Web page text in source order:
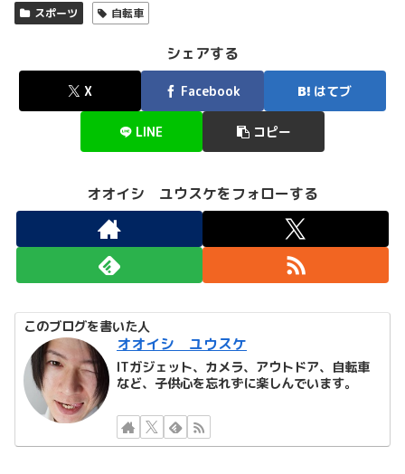
スポーツ 自転車
シェアする
X Facebook はてブ
LINE コピー
オオイシ ユウスケをフォローする
このブログを書いた人
オオイシ ユウスケ
ITガジェット、カメラ、アウトドア、自転車
など、子供心を忘れずに楽しんでいます。